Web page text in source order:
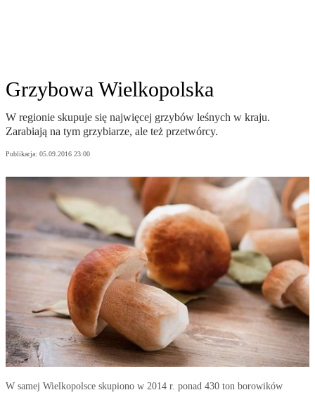
Grzybowa Wielkopolska
W regionie skupuje się najwięcej grzybów leśnych w kraju.
Zarabiają na tym grzybiarze, ale też przetwórcy.
Publikacja: 05.09.2016 23:00
W samej Wielkopolsce skupiono w 2014 r. ponad 430 ton borowików